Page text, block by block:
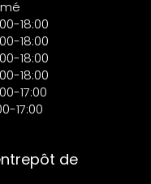
18:00
18:00
18:00
18:00
17:00
17:00
de